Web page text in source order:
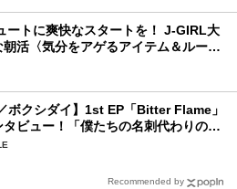
ートに爽快なスタートを！ J-GIRL大
活〈気分をアゲるアイテム＆ルーテ
ボクシダイ】1st EP「Bitter Flame」
タビュー！「僕たちの名刺代わりのよ
Recommended by